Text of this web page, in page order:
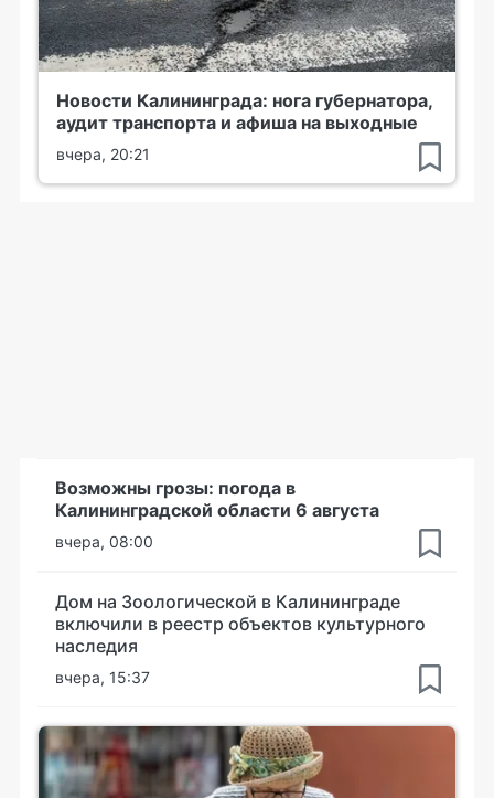
Новости Калининграда: нога губернатора,
аудит транспорта и афиша на выходные
вчера, 20:21
Возможны грозы: погода в
Калининградской области 6 августа
вчера, 08:00
Дом на Зоологической в Калининграде
включили в реестр объектов культурного
наследия
вчера, 15:37